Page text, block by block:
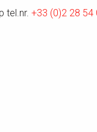
tel.nr. +33 (0)2 28 54